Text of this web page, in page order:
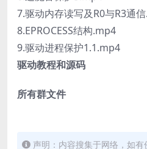
7.驱动内存读写及R0与R3通
8.EPROCESS结构.mp4
9.驱动进程保护1.1.mp4
驱动教程和源码
所有群文件
声明：内容搜集于网络，如